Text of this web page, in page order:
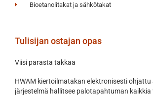
Bioetanolitakat ja sähkötakat
Tulisijan ostajan opas
Viisi parasta takkaa
HWAM kiertoilmatakan elektronisesti
järjestelmä hallitsee palotapahtuman kaikkia